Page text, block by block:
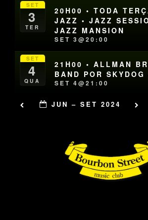
SET
3
TER
20H00 • TODA
JAZZ • JAZZ
JAZZ MANSION
SET 3@20:00
SET
4
QUA
21H00 • ALLMAN
BAND POR SKYDOG
SET 4@21:00
JUN – SET 2024